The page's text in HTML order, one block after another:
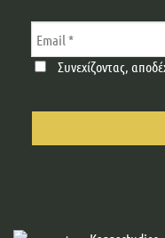
Συνεχίζοντας,